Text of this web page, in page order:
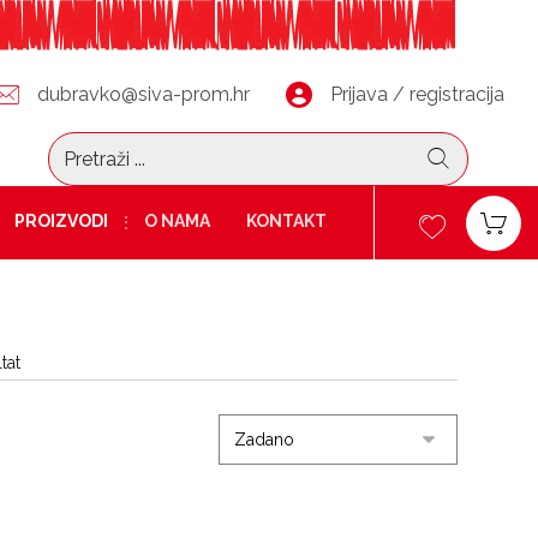
Prijava / registracija
dubravko@siva-prom.hr
PROIZVODI O NAMA KONTAKT